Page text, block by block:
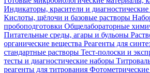
Индикаторы, красители и диагностические
Кислоты, щёлочи и базовые растворы
пробоподготовки Общелабораторные
Питательные среды, агары и бульоны
органические вещества Реагенты для
стандартные растворы Тест-полоски и
тесты и диагностические наборы
реагенты для титрования